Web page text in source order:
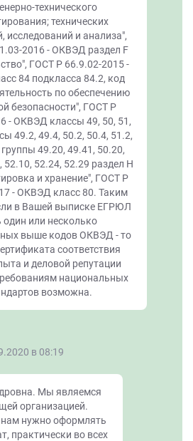
технического
технических
исследований и анализа",
2016 - ОКВЭД раздел F
ГОСТ Р 66.9.02-2015 -
84 подкласса 84.2, код
по обеспечению
безопасности", ГОСТ Р
- ОКВЭД классы 49, 50, 51,
49.2, 49.4, 50.2, 50.4, 51.2,
49.20, 49.41, 50.20,
52.10, 52.24, 52.29 раздел Н
и хранение", ГОСТ Р
- ОКВЭД класс 80. Таким
в Вашей выписке ЕГРЮЛ
один или несколько
выше кодов ОКВЭД - то
соответствия
и деловой репутации
национальных
возможна.
в 08:19
Мы являемся
организацией.
нам нужно оформлять
практически во всех